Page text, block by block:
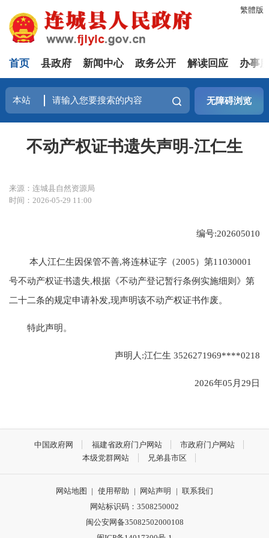
繁體版
首页 县政府 新闻中心 政务公开 解读回应 办事
无障碍浏览
不动产权证书遗失声明-江仁生
来源：连城县自然资源局
时间：2026-05-29 11:00
编号:202605010
本人江仁生因保管不善,将连林证字（2005）第11030001
号不动产权证书遗失,根据《不动产登记暂行条例实施细则》第
二十二条的规定申请补发,现声明该不动产权证书作废。
特此声明。
声明人:江仁生 3526271969****0218
2026年05月29日
中国政府网 福建省政府门户网站
市政府门户网站
本级党群网站
兄弟县市区
网站地图 | 使用帮助 | 网站声明 | 联系我们
网站标识码：3508250002
闽公安网备35082502000108